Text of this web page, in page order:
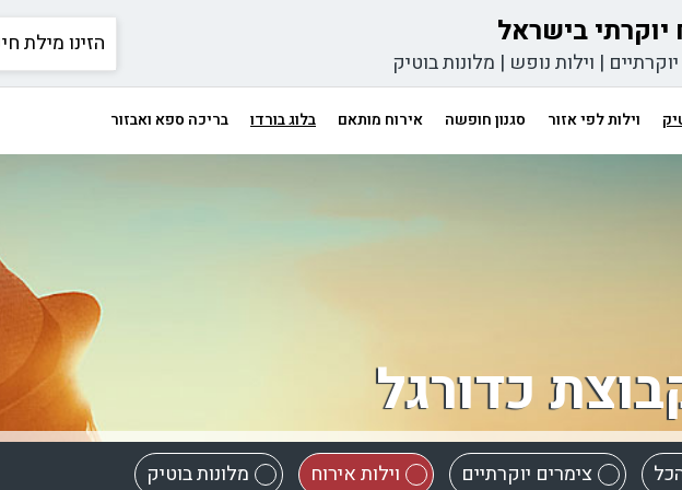
יוקרתי בישראל
| וילות נופש | מלונות בוטיק
וילות לפי אזור סגנון חופשה אירוח מותאם בלוג בורדו בריכה ספא ואבזור
כדורגל
צימרים יוקרתיים וילות אירוח מלונות בוטיק